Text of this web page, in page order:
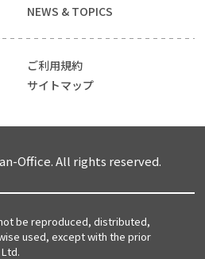
NEWS & TOPICS
ご利用規約
サイトマップ
Office. All rights reserved.
be reproduced, distributed,
used, except with the prior